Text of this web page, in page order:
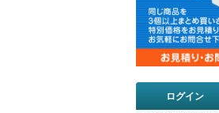
ログイン